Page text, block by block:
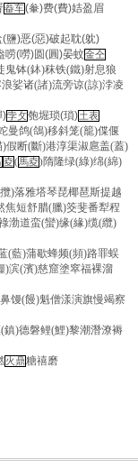
畚车(軬)费(費)姞盈眉
鹽)恶(惡)破起耽(躭)
唠(嘮)圆(圓)晏蚊金仝
鬼钵(鉢)秣铁(鐵)射息狼
娑诸(諸)流旁谅(諒)浡凌
)孛攵匏堀琐(瑣)土表
曼鸽(鴿)移斜笼(籠)偞偃
假断(斷)港淳渠淑扈盖(蓋)
夌(馬夌)隋隆绿(綠)绵(綿)
)落雅塔琴琵椰琶斯提越
焦短舒腊(臘)筊斐番犁程
渤道蛮(蠻)缘(緣)缆(纜)
(藍)蒲歇蜂频(頻)路罪蜈
)滨(濱)慈窟塗窣福裸溜
馒(饅)魁僧漾演旗慢竭察
)德磐鲤(鯉)黎潮潛潦褥
火鼎糖禧磨